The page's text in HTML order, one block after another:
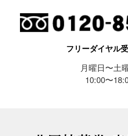
フリーダイヤル
月曜日〜土
10:00〜